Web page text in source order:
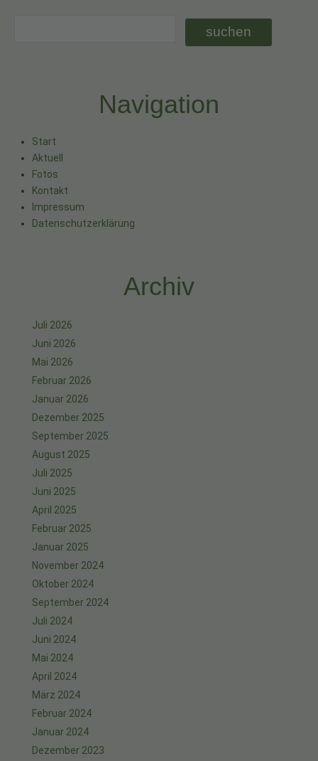
Navigation
Start
Aktuell
Fotos
Kontakt
Impressum
Datenschutzerklärung
Archiv
Juli 2026
Juni 2026
Mai 2026
Februar 2026
Januar 2026
Dezember 2025
September 2025
August 2025
Juli 2025
Juni 2025
April 2025
Februar 2025
Januar 2025
November 2024
Oktober 2024
September 2024
Juli 2024
Juni 2024
Mai 2024
April 2024
März 2024
Februar 2024
Januar 2024
Dezember 2023